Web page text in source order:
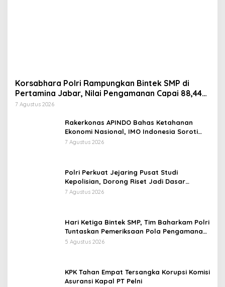
Korsabhara Polri Rampungkan Bintek SMP di
Pertamina Jabar, Nilai Pengamanan Capai 88,44
Persen
7 Agustus 2026
Rakerkonas APINDO Bahas Ketahanan
Ekonomi Nasional, IMO Indonesia Soroti
Pentingnya Kolaborasi Lintas Sektor
7 Agustus 2026
Polri Perkuat Jejaring Pusat Studi
Kepolisian, Dorong Riset Jadi Dasar
Kebijakan dan Inovasi
7 Agustus 2026
Hari Ketiga Bintek SMP, Tim Baharkam Polri
Tuntaskan Pemeriksaan Pola Pengamanan
Pertamina Patra Niaga Jabar
5 Agustus 2026
KPK Tahan Empat Tersangka Korupsi Komisi
Asuransi Kapal PT Pelni